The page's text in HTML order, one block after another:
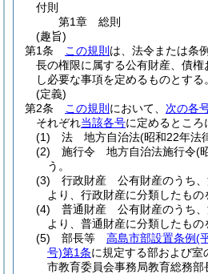
付則
第1章
総則
(趣旨)
第1条
この規則 は、法令または条
長の権限に属する公有財産、債
し必要な事項を定めるものとする。
(定義)
第2条
この規則 において、 次の各
それぞれ当該各号に定めるところ
(1)
法 地方自治法(昭和22年法
(2)
施行令 地方自治法施行令(
う。
(3)
行政財産 公有財産のうち、
より、行政財産に分類したもの
(4)
普通財産 公有財産のうち、
より、普通財産に分類したもの
(5)
部長等 高島市部設置条例(
号)第1条に規定する部および室
市教育委員会事務局教育総務部